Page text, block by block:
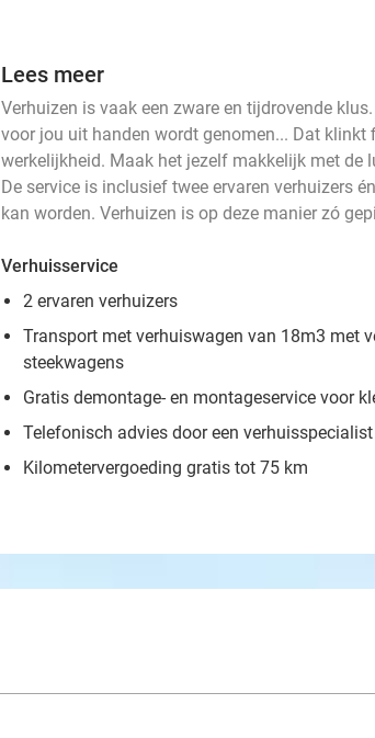
Lees meer
Verhuizen is vaak een zware en tijdrovende
voor jou uit handen wordt genomen... Dat
werkelijkheid. Maak het jezelf makkelijk met de
De service is inclusief twee ervaren verhuizers
kan worden. Verhuizen is op deze manier zó
Verhuisservice
2 ervaren verhuizers
Transport met verhuiswagen van 18m3 met
steekwagens
Gratis demontage- en montageservice voor
Telefonisch advies door een verhuisspecialist
Kilometervergoeding gratis tot 75 km